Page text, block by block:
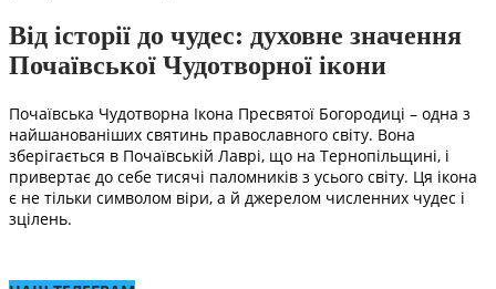
Від історії до чудес: духовне значення
Почаївської Чудотворної ікони
Почаївська Чудотворна Ікона Пресвятої Богородиці – одна з
найшанованіших святинь православного світу. Вона
зберігається в Почаївській Лаврі, що на Тернопільщині, і
привертає до себе тисячі паломників з усього світу. Ця ікона
є не тільки символом віри, а й джерелом численних чудес і
зцілень.